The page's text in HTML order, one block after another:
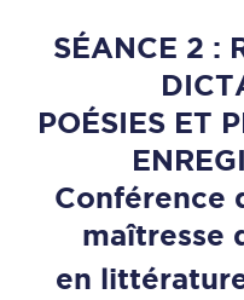
SÉANCE 2 :
POÉSIES ET
Conférence
maîtresse
en